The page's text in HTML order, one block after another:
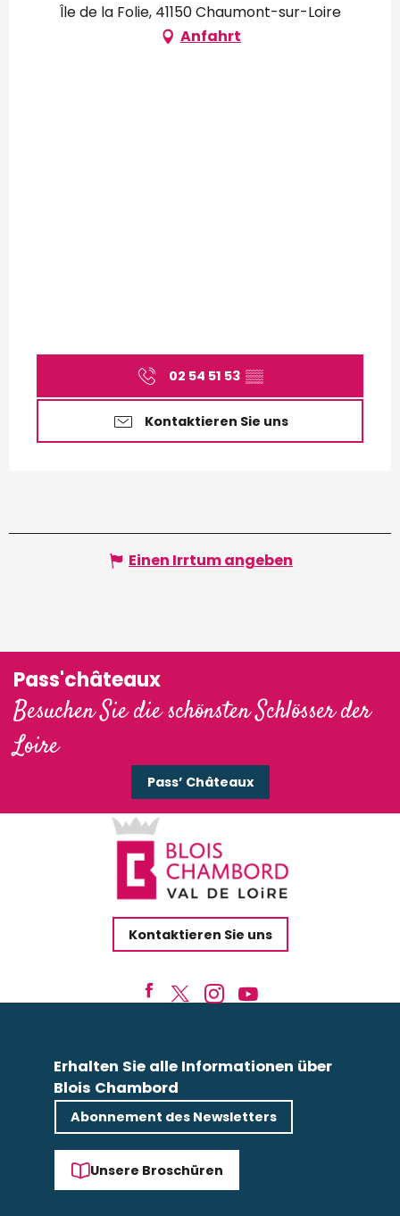
Île de la Folie, 41150 Chaumont-sur-Loire
Anfahrt
02 54 51 53 ▒▒
Kontaktieren Sie uns
Einen Irrtum angeben
Pass'châteaux
Besuchen Sie die schönsten Schlösser der
Loire
Pass’ Châteaux
Kontaktieren Sie uns
Erhalten Sie alle Informationen über
Blois Chambord
Abonnement des Newsletters
Unsere Broschüren